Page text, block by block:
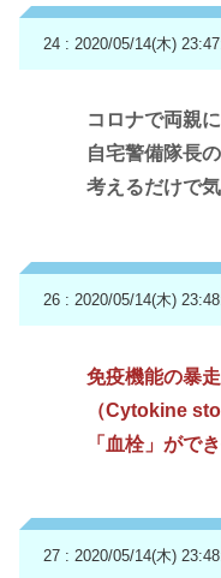
24 : 2020/05/14(木)
コロナで両親
自宅警備隊長
考えるだけで
26 : 2020/05/14(木)
免疫機能の暴
（Cytokine
「血栓」がで
27 : 2020/05/14(木)